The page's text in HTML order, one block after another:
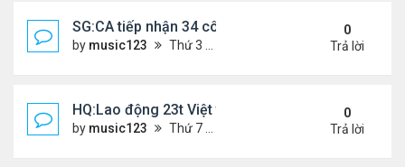
SG:CA tiếp nhận 34 công dân VN bị Mỹ trục xuất
by music123 Thứ 3 Tháng 3 24, 2026 5:09 pm
0
Trả lời
HQ:Lao động 23t Việt tử vong do bị cuốn vào máy
by music123 Thứ 7 Tháng 3 21, 2026 4:50 pm
0
Trả lời